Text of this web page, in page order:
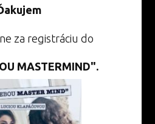
za registráciu do
MASTERMIND".